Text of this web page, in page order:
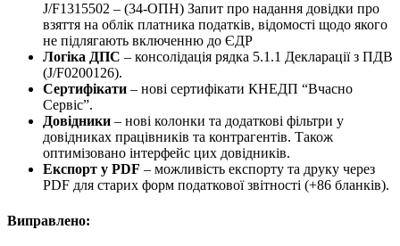
J/F1315502 – (34-ОПН) Запит про надання довідки про
взяття на облік платника податків, відомості щодо якого
не підлягають включенню до ЄДР
Логіка ДПС – консолідація рядка 5.1.1 Декларації з ПДВ
(J/F0200126).
Сертифікати – нові сертифікати КНЕДП “Вчасно
Сервіс”.
Довідники – нові колонки та додаткові фільтри у
довідниках працівників та контрагентів. Також
оптимізовано інтерфейс цих довідників.
Експорт у PDF – можливість експорту та друку через
PDF для старих форм податкової звітності (+86 бланків).
Виправлено: